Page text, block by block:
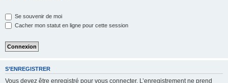
Se souvenir de moi
Cacher mon statut en ligne pour cette session
S’ENREGISTRER
Vous devez être enregistré pour vous connecter. L’enregistrement ne prend